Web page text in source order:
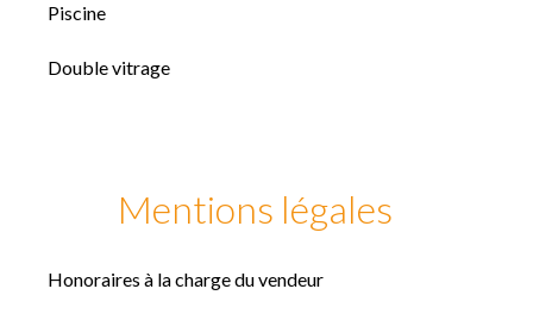
Piscine
Double vitrage
Mentions légales
Honoraires à la charge du vendeur